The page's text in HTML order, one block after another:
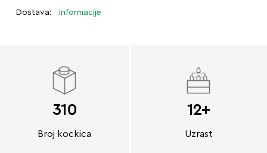
Dostava: Informacije
310
Broj kockica
12+
Uzrast